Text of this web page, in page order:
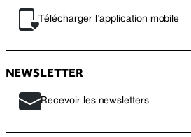
Télécharger l’application mobile
NEWSLETTER
Recevoir les newsletters